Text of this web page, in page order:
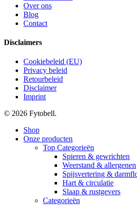
Over ons
Blog
Contact
Disclaimers
Cookiebeleid (EU)
Privacy beleid
Retourbeleid
Disclaimer
Imprint
© 2026 Fytobell.
Close
Menu
Shop
Onze producten
Top Categorieën
Spieren & gewrichten
Weerstand & allergenen
Spijsvertering &
Hart & circulatie
Slaap & rustgevers
Categorieën